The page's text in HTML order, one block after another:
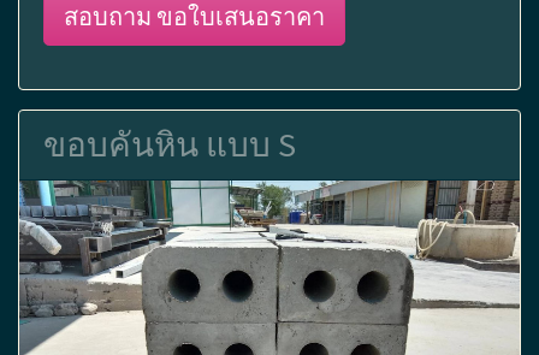
สอบถาม ขอใบเสนอราคา
ขอบคันหิน แบบ S